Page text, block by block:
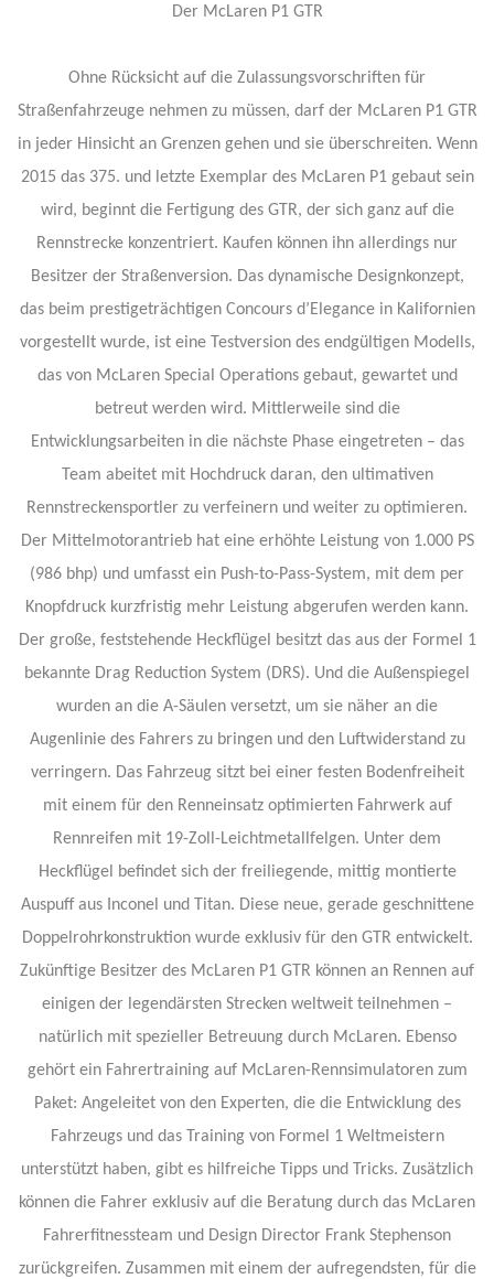
Der McLaren P1 GTR
Ohne Rücksicht auf die Zulassungsvorschriften für
Straßenfahrzeuge nehmen zu müssen, darf der McLaren P1 GTR
in jeder Hinsicht an Grenzen gehen und sie überschreiten. Wenn
2015 das 375. und letzte Exemplar des McLaren P1 gebaut sein
wird, beginnt die Fertigung des GTR, der sich ganz auf die
Rennstrecke konzentriert. Kaufen können ihn allerdings nur
Besitzer der Straßenversion. Das dynamische Designkonzept,
das beim prestigeträchtigen Concours d’Elegance in Kalifornien
vorgestellt wurde, ist eine Testversion des endgültigen Modells,
das von McLaren Special Operations gebaut, gewartet und
betreut werden wird. Mittlerweile sind die
Entwicklungsarbeiten in die nächste Phase eingetreten – das
Team abeitet mit Hochdruck daran, den ultimativen
Rennstreckensportler zu verfeinern und weiter zu optimieren.
Der Mittelmotorantrieb hat eine erhöhte Leistung von 1.000 PS
(986 bhp) und umfasst ein Push-to-Pass-System, mit dem per
Knopfdruck kurzfristig mehr Leistung abgerufen werden kann.
Der große, feststehende Heckflügel besitzt das aus der Formel 1
bekannte Drag Reduction System (DRS). Und die Außenspiegel
wurden an die A-Säulen versetzt, um sie näher an die
Augenlinie des Fahrers zu bringen und den Luftwiderstand zu
verringern. Das Fahrzeug sitzt bei einer festen Bodenfreiheit
mit einem für den Renneinsatz optimierten Fahrwerk auf
Rennreifen mit 19-Zoll-Leichtmetallfelgen. Unter dem
Heckflügel befindet sich der freiliegende, mittig montierte
Auspuff aus Inconel und Titan. Diese neue, gerade geschnittene
Doppelrohrkonstruktion wurde exklusiv für den GTR entwickelt.
Zukünftige Besitzer des McLaren P1 GTR können an Rennen auf
einigen der legendärsten Strecken weltweit teilnehmen –
natürlich mit spezieller Betreuung durch McLaren. Ebenso
gehört ein Fahrertraining auf McLaren-Rennsimulatoren zum
Paket: Angeleitet von den Experten, die die Entwicklung des
Fahrzeugs und das Training von Formel 1 Weltmeistern
unterstützt haben, gibt es hilfreiche Tipps und Tricks. Zusätzlich
können die Fahrer exklusiv auf die Beratung durch das McLaren
Fahrerfitnessteam und Design Director Frank Stephenson
zurückgreifen. Zusammen mit einem der aufregendsten, für die